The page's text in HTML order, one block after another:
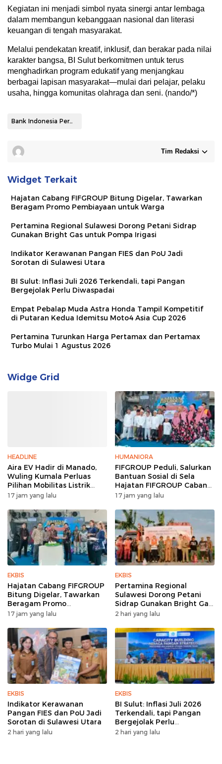
Kegiatan ini menjadi simbol nyata sinergi antar lembaga
dalam membangun kebanggaan nasional dan literasi
keuangan di tengah masyarakat.
Melalui pendekatan kreatif, inklusif, dan berakar pada nilai
karakter bangsa, BI Sulut berkomitmen untuk terus
menghadirkan program edukatif yang menjangkau
berbagai lapisan masyarakat—mulai dari pelajar, pelaku
usaha, hingga komunitas olahraga dan seni. (nando/*)
Bank Indonesia Perwakilan Sulut
Tim Redaksi
Widget Terkait
Hajatan Cabang FIFGROUP Bitung Digelar, Tawarkan
Beragam Promo Pembiayaan untuk Warga
Pertamina Regional Sulawesi Dorong Petani Sidrap
Gunakan Bright Gas untuk Pompa Irigasi
Indikator Kerawanan Pangan FIES dan PoU Jadi
Sorotan di Sulawesi Utara
BI Sulut: Inflasi Juli 2026 Terkendali, tapi Pangan
Bergejolak Perlu Diwaspadai
Empat Pebalap Muda Astra Honda Tampil Kompetitif
di Putaran Kedua Idemitsu Moto4 Asia Cup 2026
Pertamina Turunkan Harga Pertamax dan Pertamax
Turbo Mulai 1 Agustus 2026
Widge Grid
HEADLINE
Aira EV Hadir di Manado,
Wuling Kumala Perluas
Pilihan Mobilitas Listrik
untuk Masyarakat Sulawesi
17 jam yang lalu
HUMANIORA
FIFGROUP Peduli, Salurkan
Bantuan Sosial di Sela
Hajatan FIFGROUP Cabang
Bitung
17 jam yang lalu
EKBIS
Hajatan Cabang FIFGROUP
Bitung Digelar, Tawarkan
Beragam Promo
Pembiayaan untuk Warga
17 jam yang lalu
EKBIS
Pertamina Regional
Sulawesi Dorong Petani
Sidrap Gunakan Bright Gas
untuk Pompa Irigasi
2 hari yang lalu
EKBIS
Indikator Kerawanan
Pangan FIES dan PoU Jadi
Sorotan di Sulawesi Utara
2 hari yang lalu
EKBIS
BI Sulut: Inflasi Juli 2026
Terkendali, tapi Pangan
Bergejolak Perlu
Diwaspadai
2 hari yang lalu